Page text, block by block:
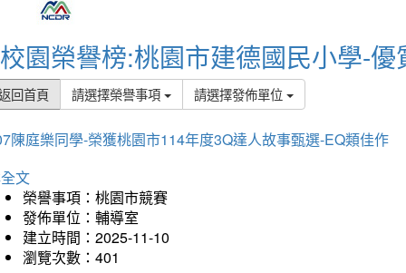
校園榮譽榜:桃園市建德國民小學-優
回首頁 請選擇榮譽事項 請選擇發佈單位
陳庭樂同學-榮獲桃園市114年度3Q達人故事甄選-EQ類佳作
文
榮譽事項：桃園市競賽
發佈單位：輔導室
建立時間：2025-11-10
瀏覽次數：401